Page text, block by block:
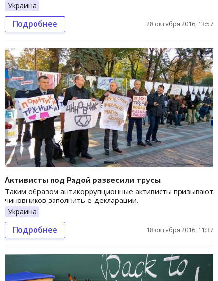
Украина
Подробнее 28 октября 2016, 13:57
Активисты под Радой развесили трусы
Таким образом антикоррупционные активисты призывают
чиновников заполнить е-декларации.
Украина
Подробнее 18 октября 2016, 11:37